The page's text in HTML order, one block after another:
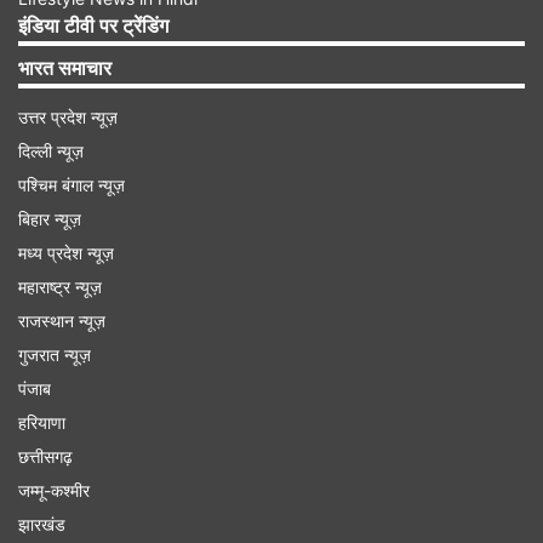
अवैध कब्जों से जुड़े मामलों पर कार्रवाई करने का निर्देश
अलग-अलग जिलों के कई शिकायतकर्ताओं ने अवैध कब्जों से
इंडिया टीवी पर ट्रेंडिंग
भारत समाचार
उत्तर प्रदेश न्यूज़
दिल्ली न्यूज़
पश्चिम बंगाल न्यूज़
बिहार न्यूज़
मध्य प्रदेश न्यूज़
महाराष्ट्र न्यूज़
राजस्थान न्यूज़
गुजरात न्यूज़
पंजाब
हरियाणा
छत्तीसगढ़
जम्मू-कश्मीर
झारखंड